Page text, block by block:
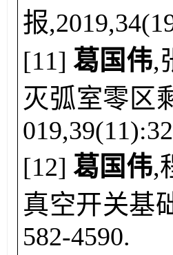
报
[11] 葛国伟,
灭弧室零区
[12] 葛国伟,
真空开关基
582-4590.